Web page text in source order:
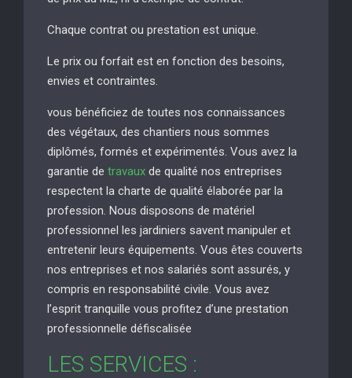
Chaque contrat ou prestation est unique.
Le prix ou forfait est en fonction des besoins,
envies et contraintes.
vous bénéficiez de toutes nos connaissances
des végétaux, des chantiers nous sommes
diplômés, formés et expérimentés. Vous avez la
garantie de travaux de qualité nos entreprises
respectent la charte de qualité élaborée par la
profession. Nous disposons de matériel
professionnel les jardiniers savent manipuler et
entretenir leurs équipements. Vous êtes couverts
nos entreprises et nos salariés sont assurés, y
compris en responsabilité civile. Vous avez
l’esprit tranquille vous profitez d’une prestation
professionnelle défiscalisée
LES SERVICES :